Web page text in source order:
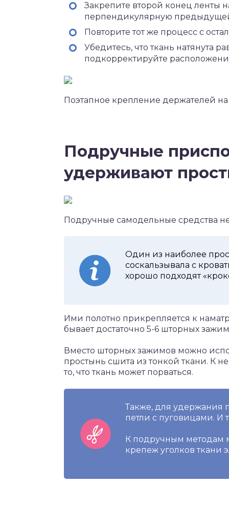
Закрепите второй конец ленты
перпендикулярную
Повторите тот же процесс с
Убедитесь, что ткань натянута
подкорректируйте
Поэтапное крепление держателей
Подручные
удерживают
Подручные самодельные средства
Один из наиболее
соскальзывала с
хорошо подходят
Ими полотно прикрепляется к
бывает достаточно 5-6 шторных
Вместо шторных зажимов можно
простынь сшита из тонкой ткани. К
то, что ткань может порваться.
Также, для удержания
петли с пуговицами. И
К подручным методам
крепеж уголков ткани